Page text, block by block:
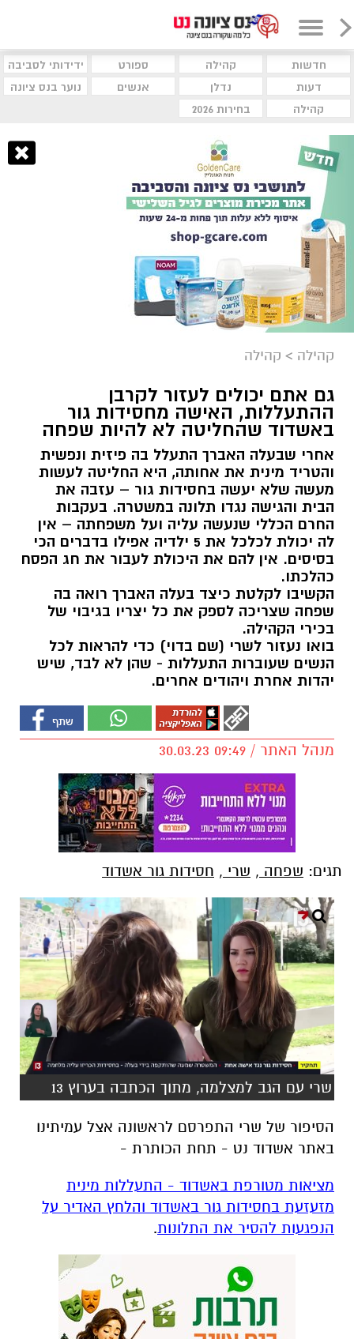
חדשות קהילה ספורט
ידידותי לסביבה
דעות
נדלן אנשים
נוער בנס ציונה
קהילה
בחירות 2026
קהילה > קהילה
גם אתם יכולים לעזור לקרבן
ההתעללות, האישה מחסידות גור
באשדוד שהחליטה לא להיות שפחה
אחרי שבעלה האברך התעלל בה פיזית ונפשית
והטריד מינית את אחותה, היא החליטה לעשות
מעשה שלא יעשה בחסידות גור – עזבה את
הבית והגישה נגדו תלונה במשטרה. בעקבות
החרם הכללי שנעשה עליה ועל משפחתה – אין
לה יכולת לכלכל את 5 ילדיה אפילו בדברים הכי
בסיסים. אין להם את היכולת לעבור את חג הפסח
כהלכתו.
הקשיבו לקלטת כיצד בעלה האברך רואה בה
שפחה שצריכה לספק את כל יצריו בגיבוי של
בכירי הקהילה.
בואו נעזור לשרי (שם בדוי) כדי להראות לכל
הנשים שעוברות התעללות - שהן לא לבד, שיש
יהדות אחרת ויהודים אחרים.
מנהל האתר / 09:49 30.03.23
תגים: שפחה , שרי , חסידות גור אשדוד
שרי עם הגב למצלמה, מתוך הכתבה בערוץ 13
הסיפור של שרי התפרסם לראשונה אצל עמיתינו
באתר אשדוד נט - תחת הכותרת -
מציאות מטורפת באשדוד - התעללות מינית
מזעזעת בחסידות גור באשדוד והלחץ האדיר על
הנפגעות להסיר את התלונות.